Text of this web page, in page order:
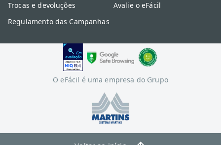
Trocas e devoluções
Regulamento das Campanhas
Avalie o eFácil
O eFácil é uma empresa do Grupo